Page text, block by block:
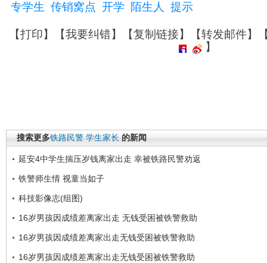
专学生 传销窝点 开学 陌生人 提示
【打印】【我要纠错】【复制链接】【转发邮件】
】
搜索更多铁路民警 学生家长 的新闻
延安4中学生揣压岁钱离家出走 幸被铁路民警劝返
铁警师生情 视童当如子
科技影像志(组图)
16岁男孩因成绩差离家出走 无钱受困被铁警救助
16岁男孩因成绩差离家出走无钱受困被铁警救助
16岁男孩因成绩差离家出走无钱受困被铁警救助